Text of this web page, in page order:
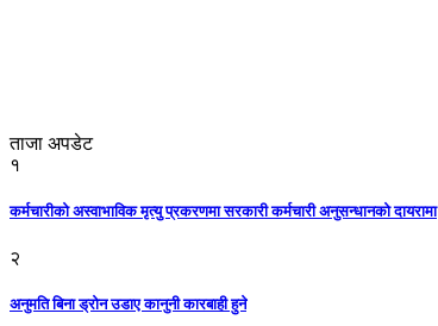
ताजा अपडेट
१
कर्मचारीको अस्वाभाविक मृत्यु प्रकरणमा सरकारी कर्मचारी अनुसन्धानको दायरामा
२
अनुमति बिना ड्रोन उडाए कानुनी कारबाही हुने